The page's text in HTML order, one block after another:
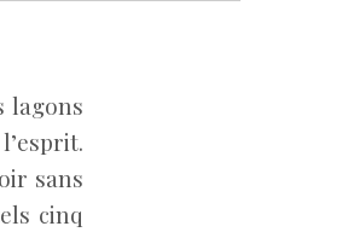
lagons
sans
cinq